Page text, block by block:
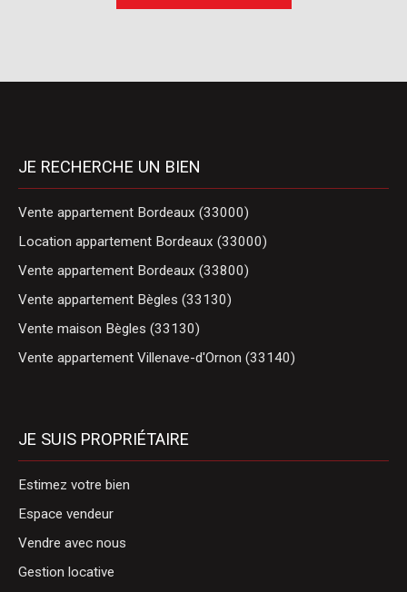
JE RECHERCHE UN BIEN
Vente appartement Bordeaux (33000)
Location appartement Bordeaux (33000)
Vente appartement Bordeaux (33800)
Vente appartement Bègles (33130)
Vente maison Bègles (33130)
Vente appartement Villenave-d'Ornon (33140)
JE SUIS PROPRIÉTAIRE
Estimez votre bien
Espace vendeur
Vendre avec nous
Gestion locative